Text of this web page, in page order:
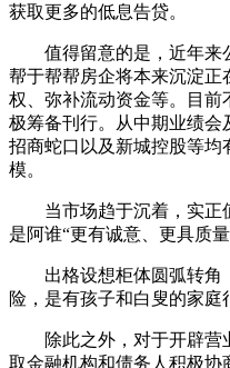
获取更多的低息告贷。
值得留意的是，近年来
帮于帮帮房企将本来沉淀
权、弥补流动资金等。目前
极筹备刊行。从中期业绩会
招商蛇口以及新城控股等均
模。
当市场趋于沉着，实正
是阿谁“更有诚意、更具质
出格设想柜体圆弧转角
险，是有孩子和白叟的家庭
除此之外，对于开辟营
取金融机构和债务人积极